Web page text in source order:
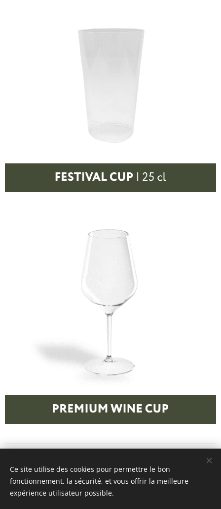
© 2026Let's Repeat - info@letsrepeat.be
8560 Wevelgem - BTW BE1012.142.144
Algemene voorwaarden
Ce site utilise des cookies pour permettre le bon
fonctionnement, la sécurité, et vous offrir la meilleure
expérience utilisateur possible.